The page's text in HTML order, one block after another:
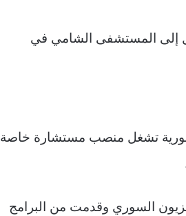
إلى المستشفى الشامي في
السويداء في سبتمبر 1975 إعلامية سورية تشغل منصب مستشارة خاصة
السوري وقدمت من البرامج